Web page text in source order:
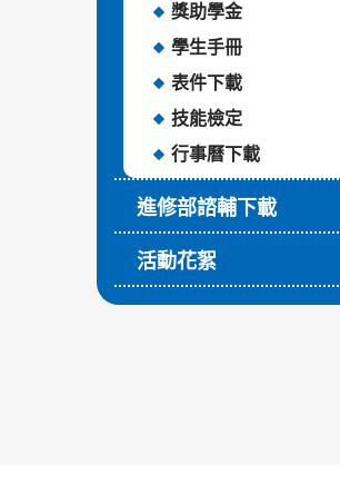
獎助學金
學生手冊
表件下載
技能檢定
行事曆下載
進修部諮輔下載
活動花絮